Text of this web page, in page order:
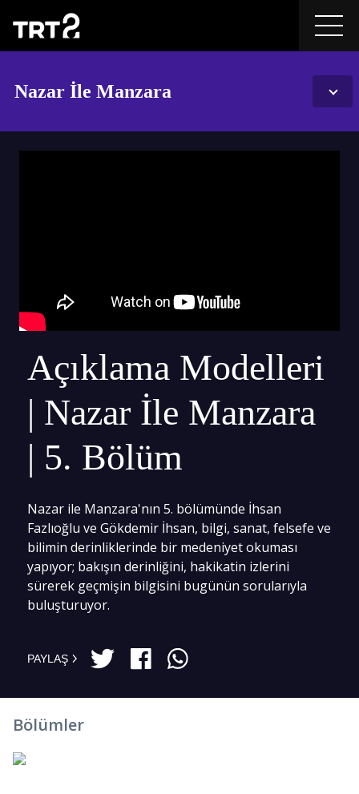
Nazar İle Manzara
Açıklama Modelleri
| Nazar İle Manzara
| 5. Bölüm
Nazar ile Manzara'nın 5. bölümünde İhsan
Fazlıoğlu ve Gökdemir İhsan, bilgi, sanat, felsefe ve
bilimin derinliklerinde bir medeniyet okuması
yapıyor; bakışın derinliğini, hakikatin izlerini
sürerek geçmişin bilgisini bugünün sorularıyla
buluşturuyor.
PAYLAŞ
Bölümler